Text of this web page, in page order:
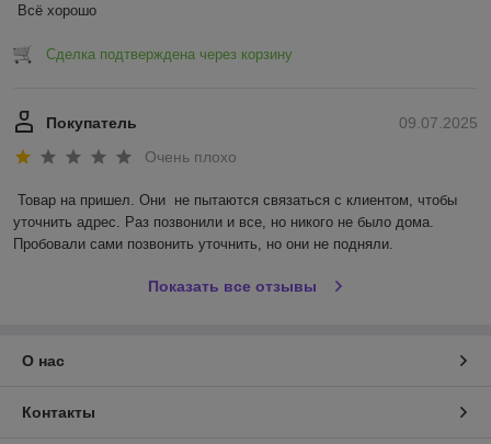
Всё хорошо
Сделка подтверждена через корзину
09.07.2025
Покупатель
Очень плохо
Товар на пришел. Они  не пытаются связаться с клиентом, чтобы
уточнить адрес. Раз позвонили и все, но никого не было дома.
Пробовали сами позвонить уточнить, но они не подняли.
Показать все отзывы
О нас
Контакты